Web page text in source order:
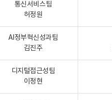
통신서비스팀
허정원
AI정부혁신성과팀
김진주
디지털접근성팀
이정현